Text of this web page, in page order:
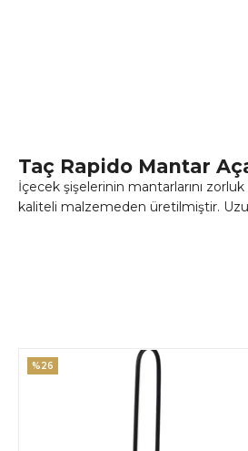
Taç Rapido Mantar
İçecek şişelerinin mantarlarını
kaliteli malzemeden üretilmiştir.
%26